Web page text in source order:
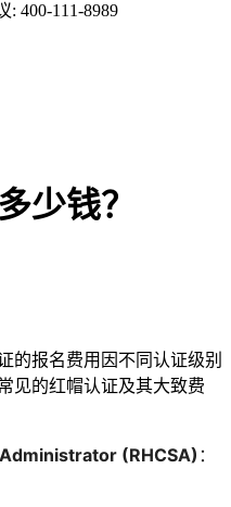
: 400-111-8989
少钱？
的报名费用因不同认证级别
见的红帽认证及其大致费
(RHCSA) ：